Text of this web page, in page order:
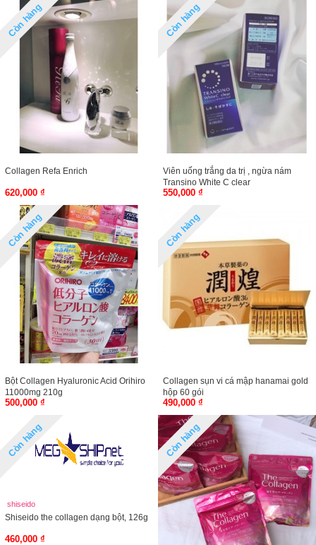
Còn hàng
Collagen Refa Enrich
620,000 ₫
Còn hàng
Viên uống trắng da trị , ngừa nám
Transino White C clear
550,000 ₫
Còn hàng
Bột Collagen Hyaluronic Acid Orihiro
11000mg 210g
500,000 ₫
Còn hàng
Collagen sụn vi cá mập hanamai gold
hộp 60 gói
490,000 ₫
Còn hàng
shiseido
Shiseido the collagen dạng bột, 126g
460,000 ₫
Còn hàng